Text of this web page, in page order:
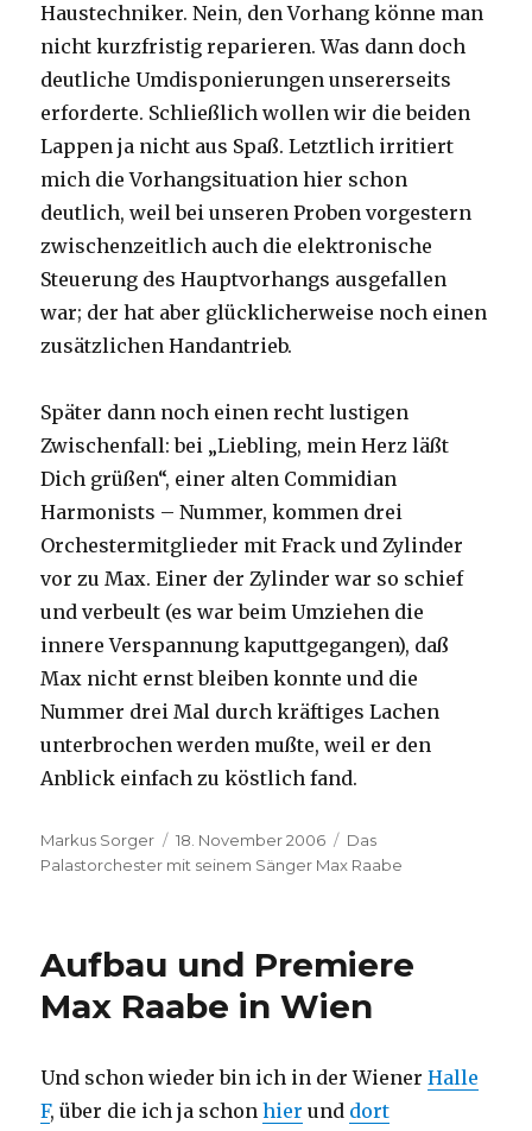
Haustechniker. Nein, den Vorhang könne man
nicht kurzfristig reparieren. Was dann doch
deutliche Umdisponierungen unsererseits
erforderte. Schließlich wollen wir die beiden
Lappen ja nicht aus Spaß. Letztlich irritiert
mich die Vorhangsituation hier schon
deutlich, weil bei unseren Proben vorgestern
zwischenzeitlich auch die elektronische
Steuerung des Hauptvorhangs ausgefallen
war; der hat aber glücklicherweise noch einen
zusätzlichen Handantrieb.
Später dann noch einen recht lustigen
Zwischenfall: bei „Liebling, mein Herz läßt
Dich grüßen“, einer alten Commidian
Harmonists – Nummer, kommen drei
Orchestermitglieder mit Frack und Zylinder
vor zu Max. Einer der Zylinder war so schief
und verbeult (es war beim Umziehen die
innere Verspannung kaputtgegangen), daß
Max nicht ernst bleiben konnte und die
Nummer drei Mal durch kräftiges Lachen
unterbrochen werden mußte, weil er den
Anblick einfach zu köstlich fand.
Autor
Markus Sorger
Veröffentlicht
am
18. November 2006 Kategorien
Das
Palastorchester mit seinem Sänger Max Raabe
Aufbau und Premiere
Max Raabe in Wien
Und schon wieder bin ich in der WienerHalle
F, über die ich ja schonhier und dort